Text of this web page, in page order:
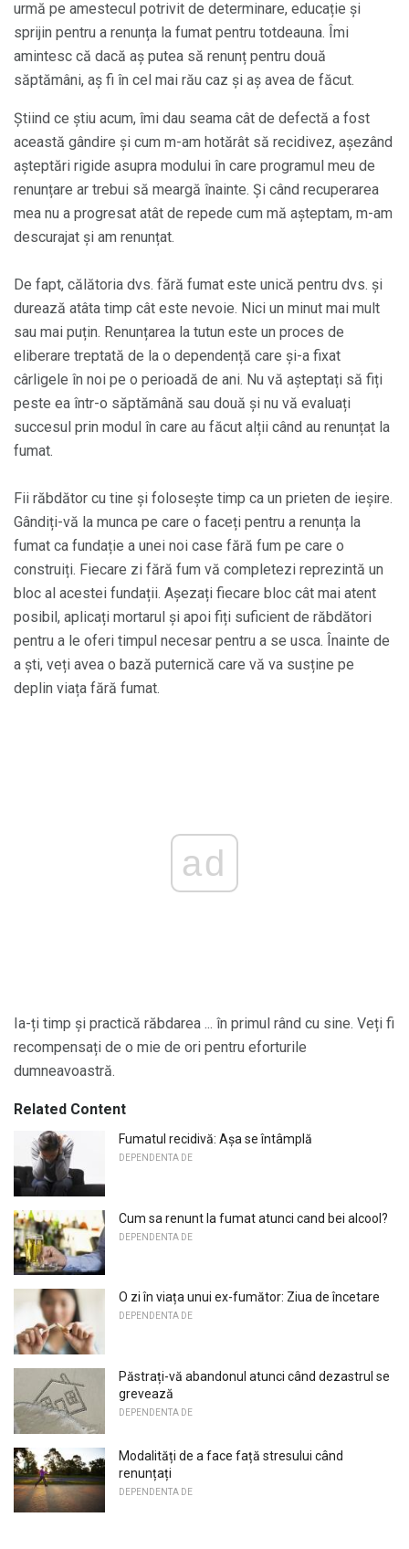
urmă pe amestecul potrivit de determinare, educație și
sprijin pentru a renunța la fumat pentru totdeauna. Îmi
amintesc că dacă aș putea să renunț pentru două
săptămâni, aș fi în cel mai rău caz și aș avea de făcut.
Știind ce știu acum, îmi dau seama cât de defectă a fost
această gândire și cum m-am hotărât să recidivez, așezând
așteptări rigide asupra modului în care programul meu de
renunțare ar trebui să meargă înainte. Și când recuperarea
mea nu a progresat atât de repede cum mă așteptam, m-am
descurajat și am renunțat.
De fapt, călătoria dvs. fără fumat este unică pentru dvs. și
durează atâta timp cât este nevoie. Nici un minut mai mult
sau mai puțin. Renunțarea la tutun este un proces de
eliberare treptată de la o dependență care și-a fixat
cârligele în noi pe o perioadă de ani. Nu vă așteptați să fiți
peste ea într-o săptămână sau două și nu vă evaluați
succesul prin modul în care au făcut alții când au renunțat la
fumat.
Fii răbdător cu tine și folosește timp ca un prieten de ieșire.
Gândiți-vă la munca pe care o faceți pentru a renunța la
fumat ca fundație a unei noi case fără fum pe care o
construiți. Fiecare zi fără fum vă completezi reprezintă un
bloc al acestei fundații. Așezați fiecare bloc cât mai atent
posibil, aplicați mortarul și apoi fiți suficient de răbdători
pentru a le oferi timpul necesar pentru a se usca. Înainte de
a ști, veți avea o bază puternică care vă va susține pe
deplin viața fără fumat.
ad
Ia-ți timp și practică răbdarea ... în primul rând cu sine. Veți fi
recompensați de o mie de ori pentru eforturile
dumneavoastră.
Related Content
Fumatul recidivă: Așa se întâmplă
DEPENDENTA DE
Cum sa renunt la fumat atunci cand bei alcool?
DEPENDENTA DE
O zi în viața unui ex-fumător: Ziua de încetare
DEPENDENTA DE
Păstrați-vă abandonul atunci când dezastrul se
grevează
DEPENDENTA DE
Modalități de a face față stresului când
renunțați
DEPENDENTA DE